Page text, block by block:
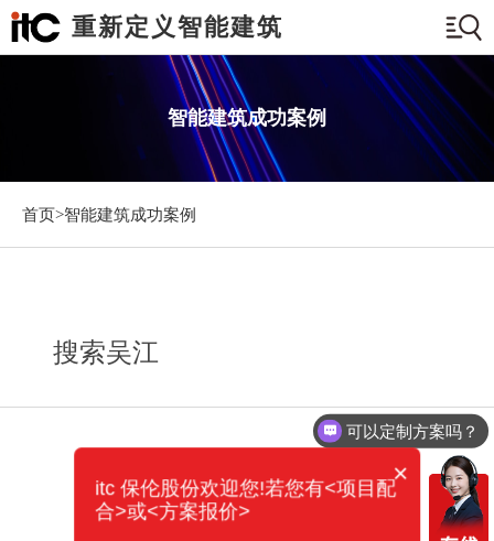
重新定义智能建筑
智能建筑成功案例
首页>智能建筑成功案例
搜索吴江
可以定制方案吗？
×
itc 保伦股份欢迎您!若您有<项目配
合>或<方案报价>